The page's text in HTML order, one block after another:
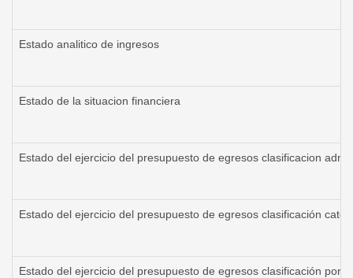
Estado analitico de ingresos
Estado de la situacion financiera
Estado del ejercicio del presupuesto de egresos clasificacion
Estado del ejercicio del presupuesto de egresos clasificación
Estado del ejercicio del presupuesto de egresos clasificación por